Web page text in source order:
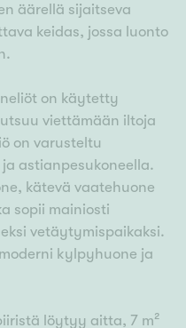
äärellä sijaitseva
keidas, jossa luonto
on käytetty
viettämään iltoja
on varusteltu
astianpesukoneella.
kätevä vaatehuone
sopii mainiosti
vetäytymispaikaksi.
kylpyhuone ja
löytyy aitta, 7 m²